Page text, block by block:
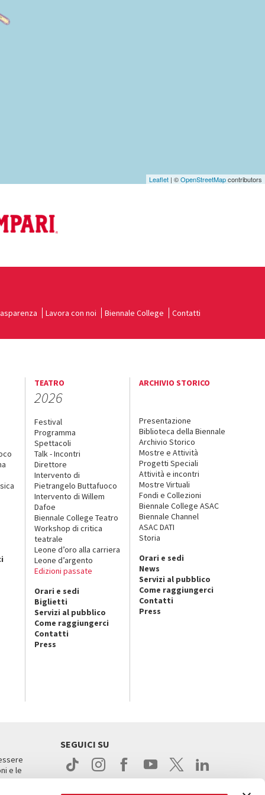
Leaflet | ©OpenStreetMapcontributors
Lavora con noi Biennale College Contatti
TEATRO
2026
Festival
Programma
Spettacoli
Talk - Incontri
Direttore
Intervento di
Pietrangelo Buttafuoco
Intervento di Willem
Dafoe
Biennale College Teatro
Workshop di critica
teatrale
Leone d’oro alla carriera
Leone d’argento
Edizioni passate
Orari e sedi
Biglietti
Servizi al pubblico
Come raggiungerci
Contatti
Press
ARCHIVIO STORICO
Presentazione
Biblioteca della Biennale
Archivio Storico
Mostre e Attività
Progetti Speciali
Attività e incontri
Mostre Virtuali
Fondi e Collezioni
Biennale College ASAC
Biennale Channel
ASAC DATI
Storia
Orari e sedi
News
Servizi al pubblico
Come raggiungerci
Contatti
Press
e le
SEGUICI SU